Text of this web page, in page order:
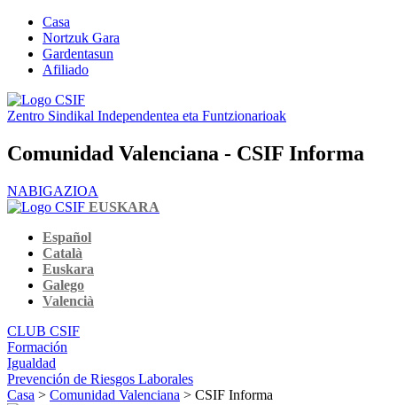
Casa
Nortzuk Gara
Gardentasun
Afiliado
Zentro Sindikal Independentea eta Funtzionarioak
Comunidad Valenciana - CSIF Informa
NABIGAZIOA
EUSKARA
Español
Català
Euskara
Galego
Valencià
CLUB CSIF
Formación
Igualdad
Prevención de Riesgos Laborales
Casa > Comunidad Valenciana > CSIF Informa